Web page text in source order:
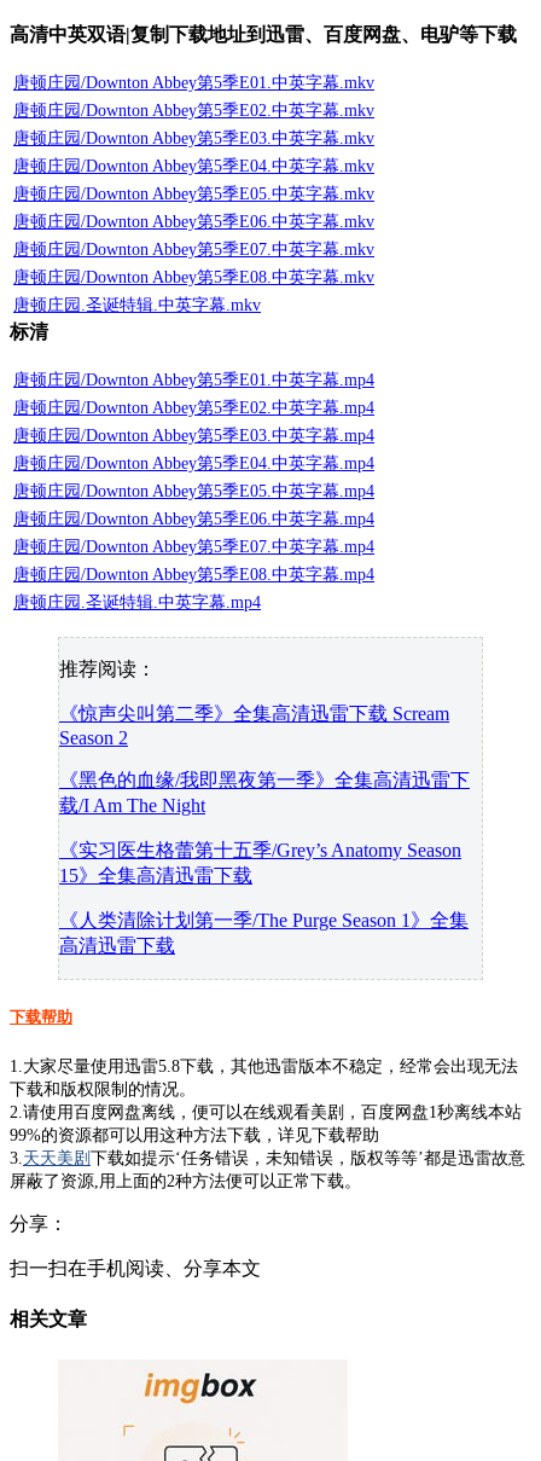
高清中英双语|复制下载地址到迅雷、百度网盘、电驴等下载
唐顿庄园/Downton Abbey第5季E01.中英字幕.mkv
唐顿庄园/Downton Abbey第5季E02.中英字幕.mkv
唐顿庄园/Downton Abbey第5季E03.中英字幕.mkv
唐顿庄园/Downton Abbey第5季E04.中英字幕.mkv
唐顿庄园/Downton Abbey第5季E05.中英字幕.mkv
唐顿庄园/Downton Abbey第5季E06.中英字幕.mkv
唐顿庄园/Downton Abbey第5季E07.中英字幕.mkv
唐顿庄园/Downton Abbey第5季E08.中英字幕.mkv
唐顿庄园.圣诞特辑.中英字幕.mkv
标清
唐顿庄园/Downton Abbey第5季E01.中英字幕.mp4
唐顿庄园/Downton Abbey第5季E02.中英字幕.mp4
唐顿庄园/Downton Abbey第5季E03.中英字幕.mp4
唐顿庄园/Downton Abbey第5季E04.中英字幕.mp4
唐顿庄园/Downton Abbey第5季E05.中英字幕.mp4
唐顿庄园/Downton Abbey第5季E06.中英字幕.mp4
唐顿庄园/Downton Abbey第5季E07.中英字幕.mp4
唐顿庄园/Downton Abbey第5季E08.中英字幕.mp4
唐顿庄园.圣诞特辑.中英字幕.mp4
推荐阅读：
《惊声尖叫第二季》全集高清迅雷下载 Scream
Season 2
《黑色的血缘/我即黑夜第一季》全集高清迅雷下
载/I Am The Night
《实习医生格蕾第十五季/Grey’s Anatomy Season
15》全集高清迅雷下载
《人类清除计划第一季/The Purge Season 1》全集
高清迅雷下载
下载帮助
1.大家尽量使用迅雷5.8下载，其他迅雷版本不稳定，经常会出现无法
下载和版权限制的情况。
2.请使用百度网盘离线，便可以在线观看美剧，百度网盘1秒离线本站
99%的资源都可以用这种方法下载，详见下载帮助
3.天天美剧 下载如提示‘任务错误，未知错误，版权等等’都是迅雷故意
屏蔽了资源,用上面的2种方法便可以正常下载。
分享：
扫一扫在手机阅读、分享本文
相关文章